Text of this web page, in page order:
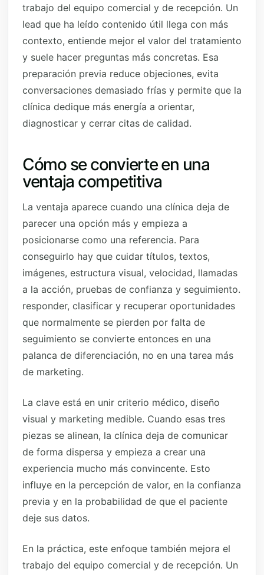
trabajo del equipo comercial y de recepción. Un
lead que ha leído contenido útil llega con más
contexto, entiende mejor el valor del tratamiento
y suele hacer preguntas más concretas. Esa
preparación previa reduce objeciones, evita
conversaciones demasiado frías y permite que la
clínica dedique más energía a orientar,
diagnosticar y cerrar citas de calidad.
Cómo se convierte en una
ventaja competitiva
La ventaja aparece cuando una clínica deja de
parecer una opción más y empieza a
posicionarse como una referencia. Para
conseguirlo hay que cuidar títulos, textos,
imágenes, estructura visual, velocidad, llamadas
a la acción, pruebas de confianza y seguimiento.
responder, clasificar y recuperar oportunidades
que normalmente se pierden por falta de
seguimiento se convierte entonces en una
palanca de diferenciación, no en una tarea más
de marketing.
La clave está en unir criterio médico, diseño
visual y marketing medible. Cuando esas tres
piezas se alinean, la clínica deja de comunicar
de forma dispersa y empieza a crear una
experiencia mucho más convincente. Esto
influye en la percepción de valor, en la confianza
previa y en la probabilidad de que el paciente
deje sus datos.
En la práctica, este enfoque también mejora el
trabajo del equipo comercial y de recepción. Un